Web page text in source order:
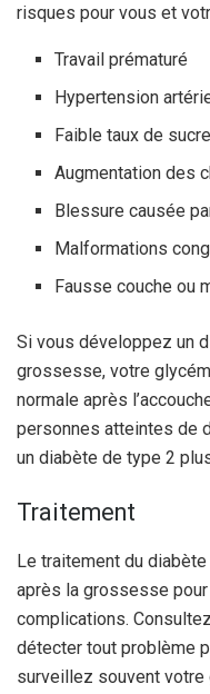
risques pour vous et
Travail prématuré
Hypertension
Faible taux de
Augmentation des
Blessure causée
Malformations
Fausse couche ou
Si vous développez un
grossesse, votre
normale après
personnes atteintes de
un diabète de type 2
Traitement
Le traitement du
après la grossesse
complications.
détecter tout problème
surveillez souvent